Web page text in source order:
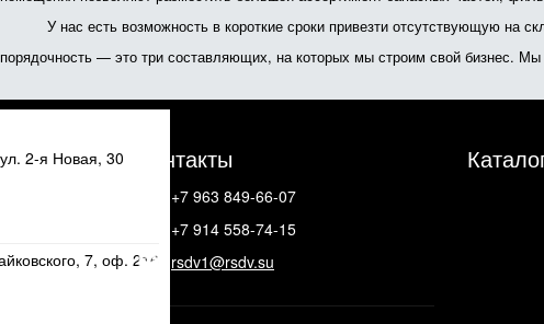
У нас есть возможность в короткие сроки привезти отсутствующую на
порядочность — это три составляющих, на которых мы строим свой бизнес.
2-я Новая, 30
7, оф. 216
Контакты
+7 963 849-66-07
+7 914 558-74-15
rsdv1@rsdv.su